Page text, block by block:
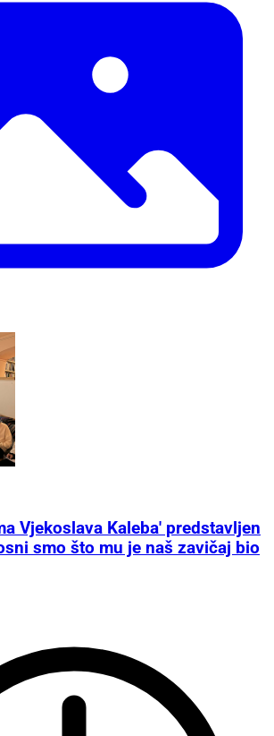
Vjekoslava Kaleba' predstavljen
smo što mu je naš zavičaj bio